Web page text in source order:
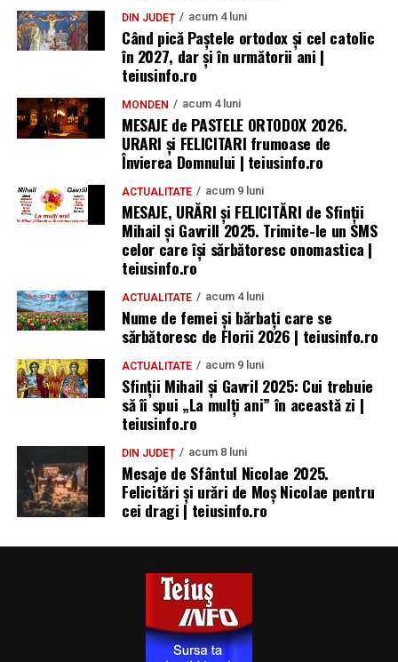
DIN JUDEȚ acum 4 luni
Când pică Paștele ortodox și cel catolic
în 2027, dar și în următorii ani |
teiusinfo.ro
MONDEN acum 4 luni
MESAJE de PASTELE ORTODOX 2026.
URARI și FELICITARI frumoase de
Învierea Domnului | teiusinfo.ro
ACTUALITATE acum 9 luni
MESAJE, URĂRI și FELICITĂRI de Sfinții
Mihail și Gavrill 2025. Trimite-le un SMS
celor care își sărbătoresc onomastica |
teiusinfo.ro
ACTUALITATE acum 4 luni
Nume de femei și bărbați care se
sărbătoresc de Florii 2026 | teiusinfo.ro
ACTUALITATE acum 9 luni
Sfinții Mihail și Gavril 2025: Cui trebuie
să îi spui „La mulţi ani” în această zi |
teiusinfo.ro
DIN JUDEȚ acum 8 luni
Mesaje de Sfântul Nicolae 2025.
Felicitări și urări de Moș Nicolae pentru
cei dragi | teiusinfo.ro